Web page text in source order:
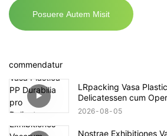
Posuere Autem Misit
commendatur
LRpacking Vasa
Delicatessen cum
2026 08 05
Nostrae Exhibitiones